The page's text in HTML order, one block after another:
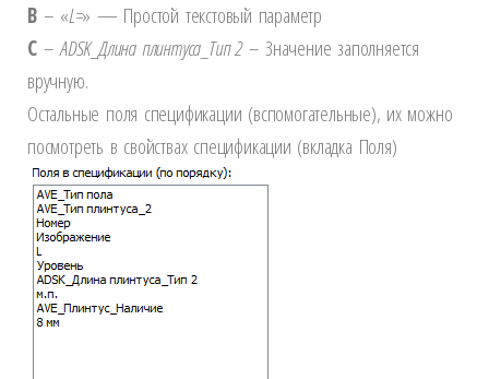
B– «L=» — Простой текстовый параметр
C–ADSK_Длина плинтуса_Тип 2– Значение заполняется
вручную.
Остальные поля спецификации (вспомогательные), их можно
посмотреть в свойствах спецификации (вкладка Поля)